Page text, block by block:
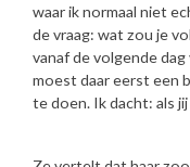
waar ik normaal niet
de vraag: wat zou je
vanaf de volgende
moest daar eerst een
te doen. Ik dacht: als